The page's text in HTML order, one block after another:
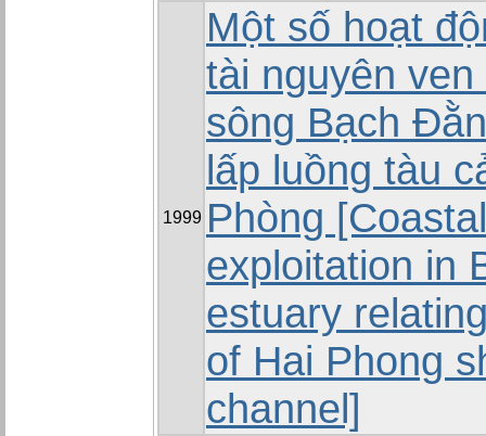
1999
Một số hoạt
tài nguyên
sông Bạch
lấp luồng tàu
Phòng
exploitation in
estuary
of Hai Phong
channel]